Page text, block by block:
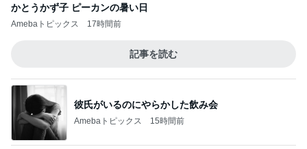
Amebaトピックス 19時間前
本気で悩んでいるウィッシュリスト
Amebaトピックス 1日前